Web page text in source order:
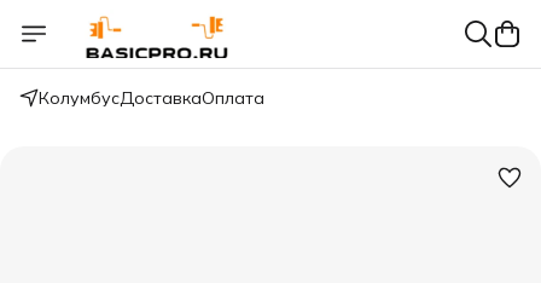
КолумбусДоставкаОплата